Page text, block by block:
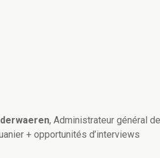
, Administrateur général
+ opportunités d’interviews